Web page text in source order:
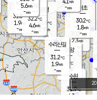
과천
30.5℃
2.3m/s
- mm
의왕
- ℃
m/s
mm
광명
31.6 ℃
2.9 m/s
-mm
부천
31.5℃
1.9m/s
-mm
구로
32.2℃
4.6m/s
-mm
서초
30.2℃
1.8m/s
-mm
수리산길
31.2℃
1.9m/s
-mm
5.6m/s
-mm
수원
31.9℃
4.3 m/s
m/s
-mm